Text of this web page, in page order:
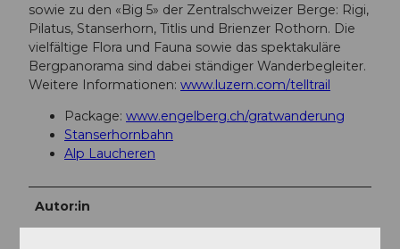
sowie zu den «Big 5» der Zentralschweizer Berge: Rigi,
Pilatus, Stanserhorn, Titlis und Brienzer Rothorn. Die
vielfältige Flora und Fauna sowie das spektakuläre
Bergpanorama sind dabei ständiger Wanderbegleiter.
Weitere Informationen: www.luzern.com/telltrail
Package: www.engelberg.ch/gratwanderung
Stanserhornbahn
Alp Laucheren
Autor:in